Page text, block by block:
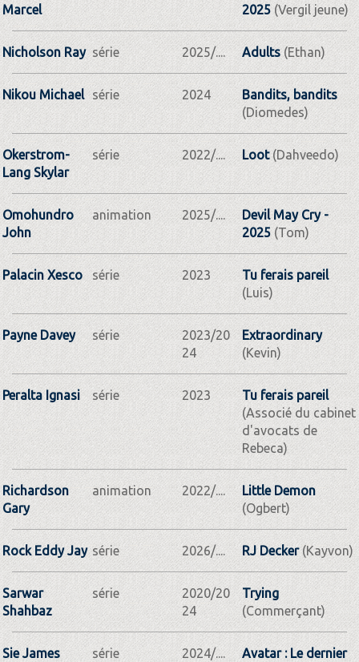
Marcel
2025(Vergil jeune)
Nicholson Ray série 2025/.... Adults(Ethan)
Nikou Michael série 2024
Bandits, bandits
(Diomedes)
Okerstrom-
Lang Skylar
série 2022/.... Loot(Dahveedo)
Omohundro
John
animation 2025/....
Devil May Cry -
2025(Tom)
Palacin Xesco série 2023
Tu ferais pareil
(Luis)
Payne Davey série
2023/20
24
Extraordinary
(Kevin)
Peralta Ignasi série 2023
Tu ferais pareil
(Associé du cabinet
d'avocats de
Rebeca)
Richardson
Gary
animation 2022/....
Little Demon
(Ogbert)
Rock Eddy Jay série 2026/.... RJ Decker(Kayvon)
Sarwar
Shahbaz
série
2020/20
24
Trying
(Commerçant)
Sie James série 2024/....
Avatar : Le dernier